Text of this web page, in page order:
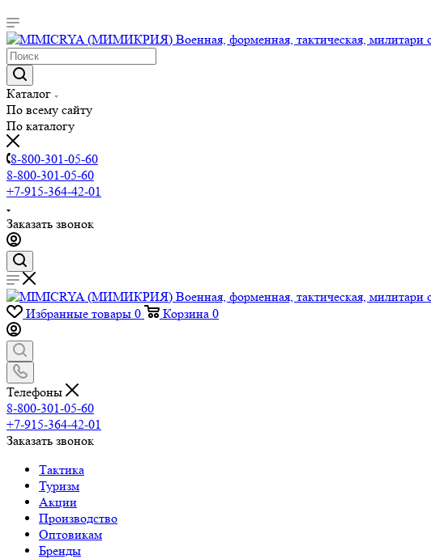
Каталог
По всему сайту
По каталогу
8-800-301-05-60
8-800-301-05-60
+7-915-364-42-01
Заказать звонок
Избранные товары 0 Корзина 0
Телефоны
8-800-301-05-60
+7-915-364-42-01
Заказать звонок
Тактика
Туризм
Акции
Производство
Оптовикам
Бренды